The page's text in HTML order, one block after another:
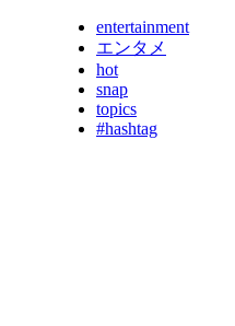
entertainment
エンタメ
hot
snap
topics
#hashtag